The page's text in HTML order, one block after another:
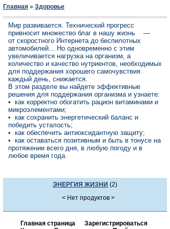
Главная » Здоровье
Мир развивается. Технический прогресс
привносит множество благ в нашу жизнь —
от скоростного Интернета до беспилотных
автомобилей... Но одновременно с этим
увеличивается нагрузка на организм, а
количество и качество нутриентов, необходимых
для поддержания хорошего самочувствия
каждый день, снижается.
В этом разделе вы найдете эффективные
решения для поддержания организма и узнаете:
• как корректно обогатить рацион витаминами и
микроэлементами;
• как сохранить энергетический баланс и
победить усталость;
• как обеспечить антиоксидантную защиту;
• как оставаться позитивным и быть в тонусе на
протяжении всего дня, в любую погоду и в
любое время года.
ЭНЕРГИЯ ЖИЗНИ (2)
< Нет продуктов >
Главная страница
Зарегистрироваться